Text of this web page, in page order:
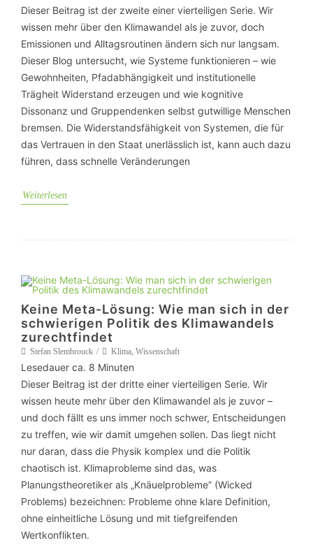
Dieser Beitrag ist der zweite einer vierteiligen Serie. Wir
wissen mehr über den Klimawandel als je zuvor, doch
Emissionen und Alltagsroutinen ändern sich nur langsam.
Dieser Blog untersucht, wie Systeme funktionieren – wie
Gewohnheiten, Pfadabhängigkeit und institutionelle
Trägheit Widerstand erzeugen und wie kognitive
Dissonanz und Gruppendenken selbst gutwillige Menschen
bremsen. Die Widerstandsfähigkeit von Systemen, die für
das Vertrauen in den Staat unerlässlich ist, kann auch dazu
führen, dass schnelle Veränderungen
Weiterlesen
Keine Meta-Lösung: Wie man sich in der
schwierigen Politik des Klimawandels
zurechtfindet
Stefan Slembrouck Klima, Wissenschaft
Lesedauer ca. 8 Minuten
Dieser Beitrag ist der dritte einer vierteiligen Serie. Wir
wissen heute mehr über den Klimawandel als je zuvor –
und doch fällt es uns immer noch schwer, Entscheidungen
zu treffen, wie wir damit umgehen sollen. Das liegt nicht
nur daran, dass die Physik komplex und die Politik
chaotisch ist. Klimaprobleme sind das, was
Planungstheoretiker als „Knäuelprobleme” (Wicked
Problems) bezeichnen: Probleme ohne klare Definition,
ohne einheitliche Lösung und mit tiefgreifenden
Wertkonflikten.